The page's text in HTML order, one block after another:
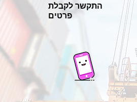
התקשר לקבלת
פרטים